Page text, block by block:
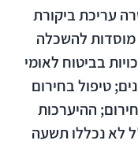
עריכת ביקורת
מוסדות להשכלה
בביטוח לאומי
טיפול בחירום
ההיערכות
לא נכללו תשעה